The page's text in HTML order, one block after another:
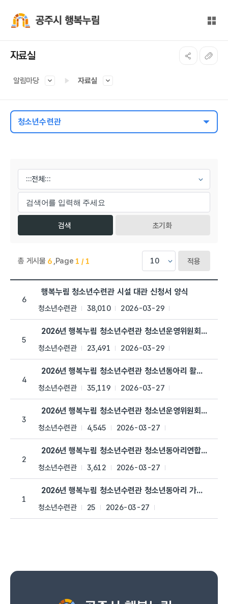
전체
자료실
알림마당 자료실
청소년수련관
초기화
총 게시물 6 ,Page 1 / 1 적용
청소년수련관 > 자료실 목록으로 번호, 제목, 작성자, 조회수,등록
6
행복누림 청소년수련관 시설 대관 신청서 양식
청소년수련관 38,010 2026-03-29
5
2026년 행복누림 청소년수련관 청소년운영위원회 '이룸'
청소년수련관 23,491 2026-03-29
4
2026년 행복누림 청소년수련관 청소년동아리 활동 일지
청소년수련관 35,119 2026-03-27
3
2026년 행복누림 청소년수련관 청소년운영위원회 '이룸'
청소년수련관 4,545 2026-03-27
2
2026년 행복누림 청소년수련관 청소년동아리연합회 '키
청소년수련관 3,612 2026-03-27
1
2026년 행복누림 청소년수련관 청소년동아리 가입신청서
청소년수련관 25 2026-03-27